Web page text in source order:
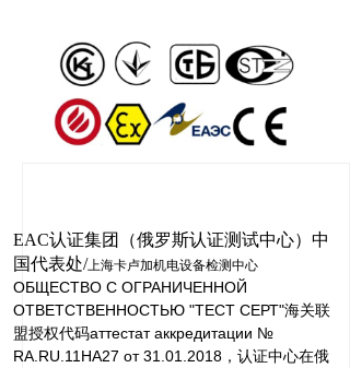
EAC认证集团（俄罗斯认证测试中心）中
国代表处/上海卡卢加机电设备检测中心
ОБЩЕСТВО С ОГРАНИЧЕННОЙ
ОТВЕТСТВЕННОСТЬЮ "ТЕСТ СЕРТ"海关联
盟授权代码аттестат аккредитации №
RA.RU.11НА27 от 31.01.2018，认证中心在俄